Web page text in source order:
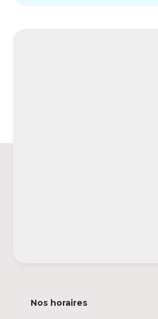
Nos horaires